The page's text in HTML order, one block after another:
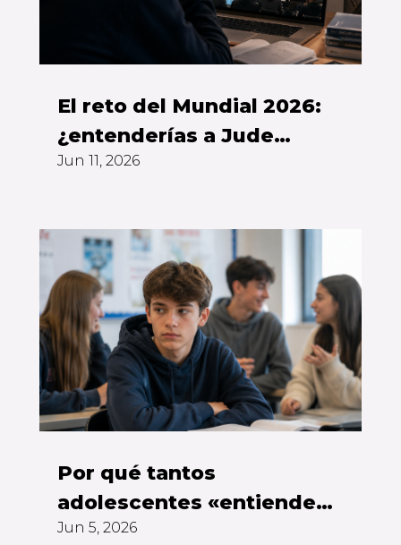
El reto del Mundial 2026:
¿entenderías a Jude
Bellingham sin subtítulos?
Jun 11, 2026
Por qué tantos
adolescentes «entienden»
inglés pero no se atreven
Jun 5, 2026